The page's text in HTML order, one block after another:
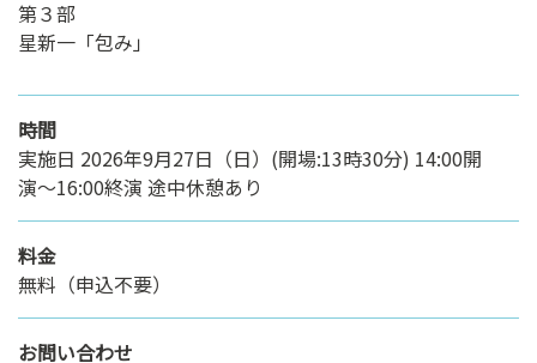
第３部
星新一「包み」
時間
実施日 2026年9月27日（日）(開場:13時30分) 14:00開
演〜16:00終演 途中休憩あり
料金
無料（申込不要）
お問い合わせ